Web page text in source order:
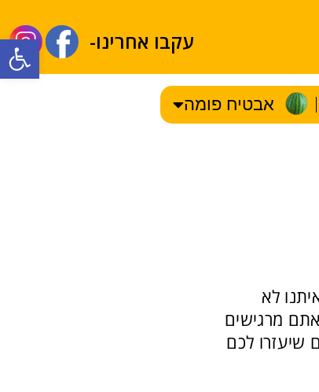
עקבו אחרינו-
אבטיח פומה
לא
מרגישים
שיעזרו לכם